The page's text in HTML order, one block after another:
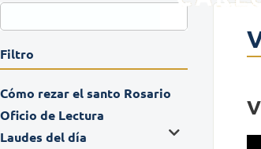
Filtro
Cómo rezar el santo Rosario
Oficio de Lectura
Laudes del día